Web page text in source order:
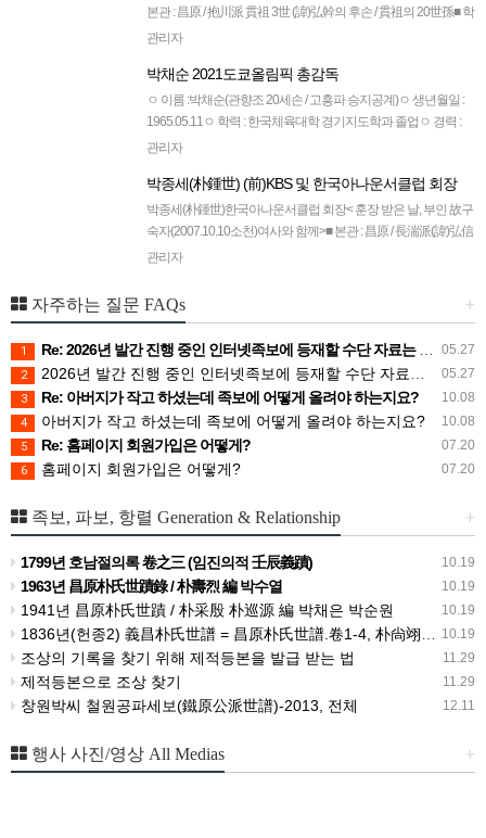
본관 : 昌原 / 抱川派 貫祖 3世 (諱)弘幹의 후손 / 貫祖의 20世孫■ 학
력 ▲ 1973년 보성고교 졸업▲ 1980년 고려대 경영학과 학사▲
관리자
박채순 2021도쿄올림픽 총감독
ㅇ 이름 :박채순(관향조 20세손 / 고흥파 승지공계)ㅇ 생년월일 :
1965.05.11ㅇ 학력 : 한국체육대학 경기지도학과 졸업ㅇ 경력 :
광주체육중학교 감독 2012년 런던올림픽 여자코치 2016년 리우
관리자
박종세(朴鍾世) (前)KBS 및 한국아나운서클럽 회장
박종세(朴鍾世)한국아나운서클럽 회장< 훈장 받은 날, 부인 故구
숙자(2007.10.10소천)여사와 함께>■ 본관 : 昌原 / 長湍派(諱)弘信
의 후손 (貫祖의 19世孫)■원적 : 경기도 장단군 도라산리 11…
관리자
+
자주하는 질문 FAQs
05.27
1 Re: 2026년 발간 진행 중인 인터넷족보에 등재할 수단 자료는 무엇인가요?
05.27
2 2026년 발간 진행 중인 인터넷족보에 등재할 수단 자료는 무엇인가요?
10.08
3 Re: 아버지가 작고 하셨는데 족보에 어떻게 올려야 하는지요?
10.08
4 아버지가 작고 하셨는데 족보에 어떻게 올려야 하는지요?
07.20
5 Re: 홈페이지 회원가입은 어떻게?
07.20
6 홈페이지 회원가입은 어떻게?
+
족보, 파보, 항렬 Generation & Relationship
10.19
1799년 호남절의록 卷之三 (임진의적 壬辰義蹟)
10.19
1963년 昌原朴氏世蹟錄 / 朴壽烈 編 박수열
10.19
1941년 昌原朴氏世蹟 / 朴采殷 朴巡源 編 박채은 박순원
10.19
1836년(헌종2) 義昌朴氏世譜 = 昌原朴氏世譜.卷1-4, 朴尙翊 박상익 等編
11.29
조상의 기록을 찾기 위해 제적등본을 발급 받는 법
11.29
제적등본으로 조상 찾기
12.11
창원박씨 철원공파세보(鐵原公派世譜)-2013, 전체
+
행사 사진/영상 All Medias